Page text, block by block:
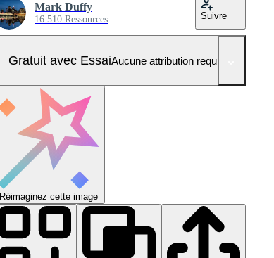
Mark Duffy
16 510 Ressources Suivre
Gratuit avec EssaiAucune attribution requise
Réimaginez cette image